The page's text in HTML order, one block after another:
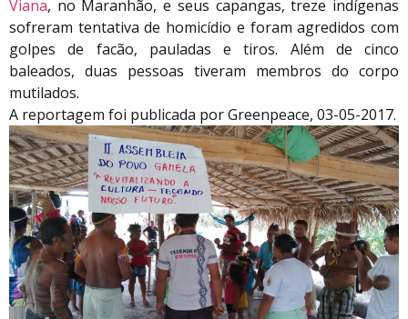
Viana, no Maranhão, e seus capangas, treze indígenas
sofreram tentativa de homicídio e foram agredidos com
golpes de facão, pauladas e tiros. Além de cinco
baleados, duas pessoas tiveram membros do corpo
mutilados.
A reportagem foi publicada por Greenpeace, 03-05-2017.